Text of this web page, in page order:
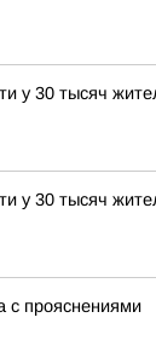
у 30 тысяч
у 30 тысяч
с прояснениями